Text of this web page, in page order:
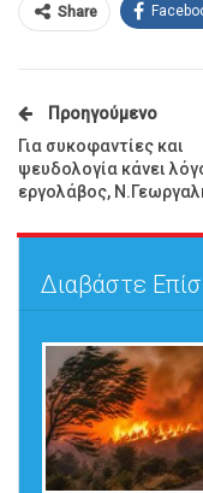
Share
Προηγούμενο
Για συκοφαντίες και
ψευδολογία κάνει
εργολάβος,
Διαβάστε